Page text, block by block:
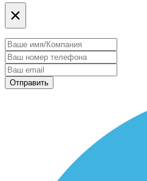
×
Отправить